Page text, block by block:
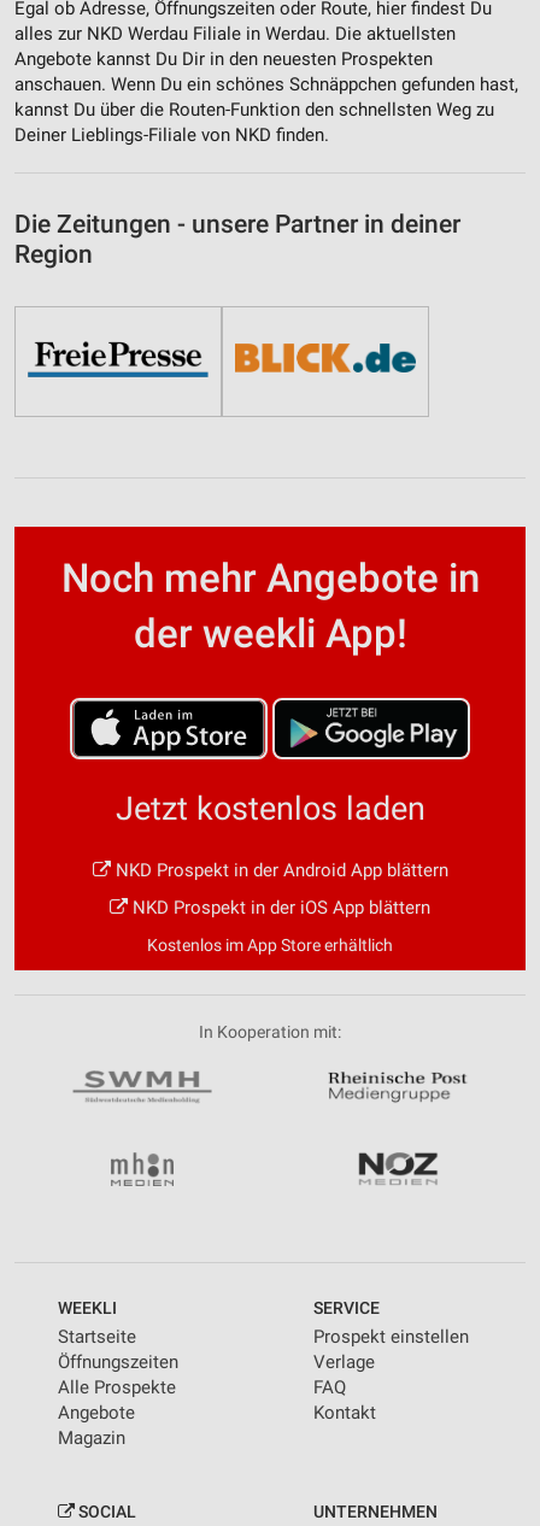
Egal ob Adresse, Öffnungszeiten oder Route, hier findest Du
alles zur NKD Werdau Filiale in Werdau. Die aktuellsten
Angebote kannst Du Dir in den neuesten Prospekten
anschauen. Wenn Du ein schönes Schnäppchen gefunden hast,
kannst Du über die Routen-Funktion den schnellsten Weg zu
Deiner Lieblings-Filiale von NKD finden.
Die Zeitungen - unsere Partner in deiner
Region
Noch mehr Angebote in
der weekli App!
Jetzt kostenlos laden
NKD Prospekt in der Android App blättern
NKD Prospekt in der iOS App blättern
Kostenlos im App Store erhältlich
In Kooperation mit:
WEEKLI
Startseite
Öffnungszeiten
Alle Prospekte
Angebote
Magazin
SERVICE
Prospekt einstellen
Verlage
FAQ
Kontakt
SOCIAL UNTERNEHMEN